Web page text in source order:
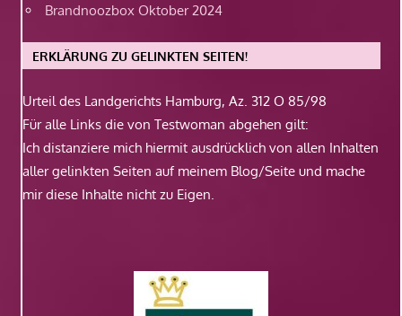
Brandnoozbox Oktober 2024
ERKLÄRUNG ZU GELINKTEN SEITEN!
Urteil des Landgerichts Hamburg, Az. 312 O 85/98
Für alle Links die von Testwoman abgehen gilt:
Ich distanziere mich hiermit ausdrücklich von allen Inhalten
aller gelinkten Seiten auf meinem Blog/Seite und mache
mir diese Inhalte nicht zu Eigen.